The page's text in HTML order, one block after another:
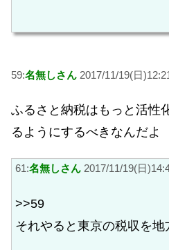
59:名無しさん 2017/11/19(日
ふるさと納税はもっと活性
るようにするべきなんだよ
61:名無しさん 2017/11/19(日
>>59
それやると東京の税収を